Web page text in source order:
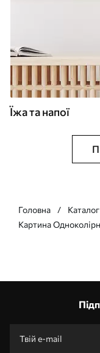
Їжа та напої
Головна Каталог
Картина